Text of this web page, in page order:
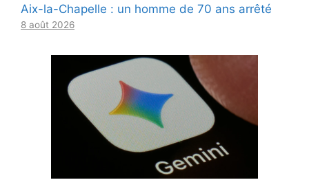
Aix-la-Chapelle : un homme de 70 ans arrêté
8 août 2026